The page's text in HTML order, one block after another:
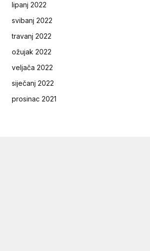
lipanj 2022
svibanj 2022
travanj 2022
ožujak 2022
veljača 2022
siječanj 2022
prosinac 2021